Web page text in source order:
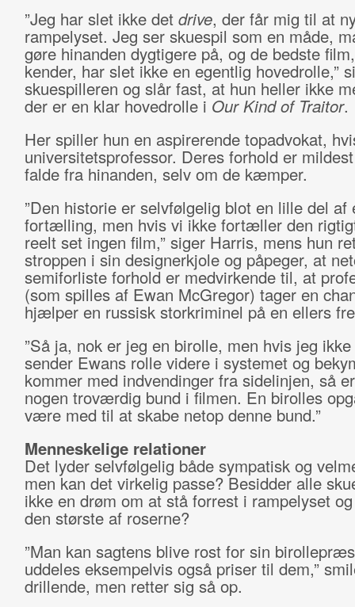
”Jeg har slet ikke det drive, der får mig til at
rampelyset. Jeg ser skuespil som en måde,
gøre hinanden dygtigere på, og de bedste
kender, har slet ikke en egentlig hovedrolle,”
skuespilleren og slår fast, at hun heller ikke
der er en klar hovedrolle i Our Kind of Traitor.
Her spiller hun en aspirerende topadvokat,
universitetsprofessor. Deres forhold er
falde fra hinanden, selv om de kæmper.
”Den historie er selvfølgelig blot en lille del af
fortælling, men hvis vi ikke fortæller den
reelt set ingen film,” siger Harris, mens hun
stroppen i sin designerkjole og påpeger, at
semiforliste forhold er medvirkende til, at
(som spilles af Ewan McGregor) tager en
hjælper en russisk storkriminel på en ellers
”Så ja, nok er jeg en birolle, men hvis jeg
sender Ewans rolle videre i systemet og
kommer med indvendinger fra sidelinjen, så
nogen troværdig bund i filmen. En birolles
være med til at skabe netop denne bund.”
Menneskelige relationer
Det lyder selvfølgelig både sympatisk og
men kan det virkelig passe? Besidder alle
ikke en drøm om at stå forrest i rampelyset
den største af roserne?
”Man kan sagtens blive rost for sin
uddeles eksempelvis også priser til dem,”
drillende, men retter sig så op.